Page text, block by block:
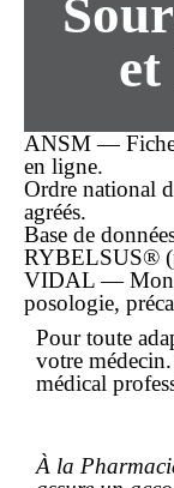
ANSM — Fiche
en ligne.
Ordre national
agréés.
Base de
RYBELSUS®
VIDAL —
posologie,
Pour toute
votre
médical
À la